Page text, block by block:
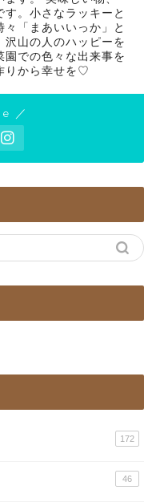
。小さなラッキーと
「まあいいっか」と
沢山の人のハッピーを
園での色々な出来事を
りから幸せを♡
／
172
46